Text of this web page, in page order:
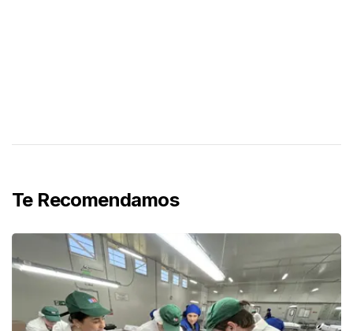
Te Recomendamos